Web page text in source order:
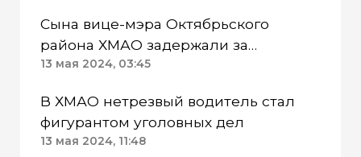
Сына вице-мэра Октябрьского
района ХМАО задержали за
употребление наркотиков
13 мая 2024, 03:45
В ХМАО нетрезвый водитель стал
фигурантом уголовных дел
13 мая 2024, 11:48